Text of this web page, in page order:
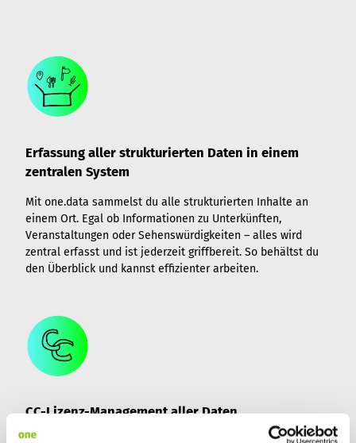
Erfassung aller strukturierten Daten in einem
zentralen System
Mit one.data sammelst du alle strukturierten Inhalte an
einem Ort. Egal ob Informationen zu Unterkünften,
Veranstaltungen oder Sehenswürdigkeiten – alles wird
zentral erfasst und ist jederzeit griffbereit. So behältst du
den Überblick und kannst effizienter arbeiten.
CC-Lizenz-Management aller Daten